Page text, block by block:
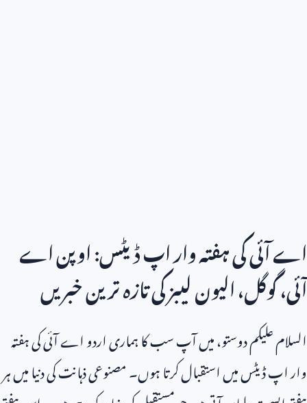
اے آئی کی ہفتہ وار اپ ڈیٹس: اوپن اے
آئی، گوگل، الیون لیبز کی تازہ ترین خبریں
السلام علیکم دوستو، میں آپ سب کا ہماری اردو اے آئی کی ہفتہ
وار اپ ڈیٹس میں استقبال کرتا ہوں۔ مصنوعی ذہانت کی دنیا میں ہر